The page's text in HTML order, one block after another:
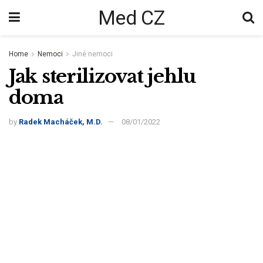
Med CZ
Home Nemoci Jiné nemoci
Jak sterilizovat jehlu
doma
by Radek Macháček, M.D. 08/01/2022